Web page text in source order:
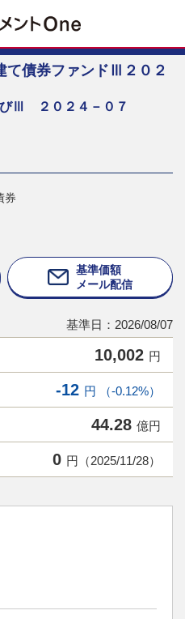
て債券ファンドⅢ２０２
びⅢ ２０２４－０７
券
基準価額
メール配信
基準日：2026/08/07
10,002 円
-12 円 （-0.12%）
44.28 億円
0 円（2025/11/28）